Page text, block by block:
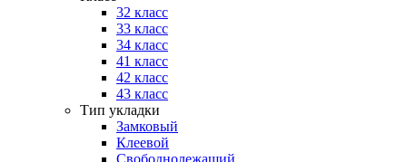
32 класс
33 класс
34 класс
41 класс
42 класс
43 класс
Тип укладки
Замковый
Клеевой
Свободнолежащий